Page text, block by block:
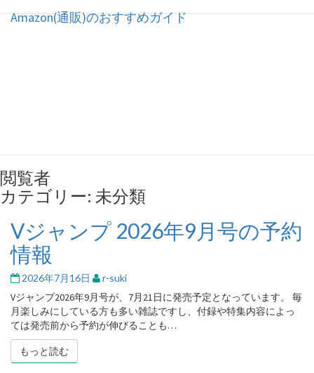
Amazon(通販)のおすすめガイド
Amazon(通販)のおすすめガ
閲覧者
カテゴリー: 未分類
V
ジ
ャ
ン
プ
2026
年
9
月
の
Vジャンプ 2026年9月号の予約
情報
2026年7月16日 r-suki
Vジャンプ2026年9月号が、7月21日に発売予定となっています。 毎
月楽しみにしている方も多い雑誌ですし、付録や特集内容によっ
ては発売前から予約が伸びることも…
もっと読むもっと読む